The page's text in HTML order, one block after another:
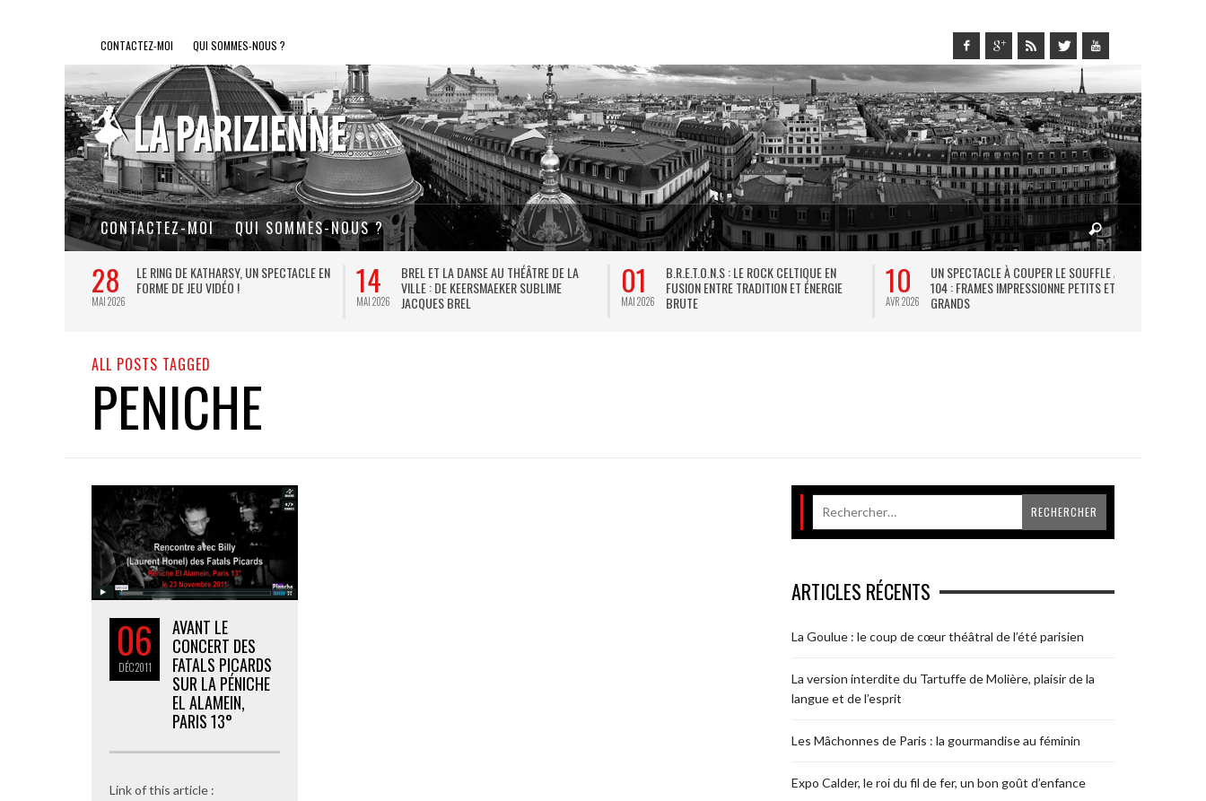
CONTACTEZ-MOI QUI SOMMES-NOUS ?
CONTACTEZ-MOI QUI SOMMES-NOUS ?
28
MAI 2026
LE RING DE KATHARSY, UN SPECTACLE EN
FORME DE JEU VIDÉO !
14
MAI 2026
BREL ET LA DANSE AU THÉÂTRE DE LA
VILLE : DE KEERSMAEKER SUBLIME
JACQUES BREL
01
MAI 2026
B.R.E.T.O.N.S : LE ROCK CELTIQUE EN
FUSION ENTRE TRADITION ET ÉNERGIE
BRUTE
10
AVR 2026
UN SPECTACLE À COUPER LE SOUFFLE AU
104 : FRAMES IMPRESSIONNE PETITS ET
GRANDS
ALL POSTS TAGGED
PENICHE
06
DÉC2011
AVANT LE
CONCERT DES
FATALS PICARDS
SUR LA PÉNICHE
EL ALAMEIN,
PARIS 13°
Link of this article :
ARTICLES RÉCENTS
La Goulue : le coup de cœur théâtral de l’été parisien
La version interdite du Tartuffe de Molière, plaisir de la
langue et de l’esprit
Les Mâchonnes de Paris : la gourmandise au féminin
Expo Calder, le roi du fil de fer, un bon goût d’enfance